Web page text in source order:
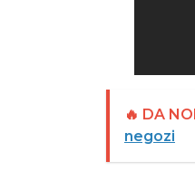
🔥 DA
negozi